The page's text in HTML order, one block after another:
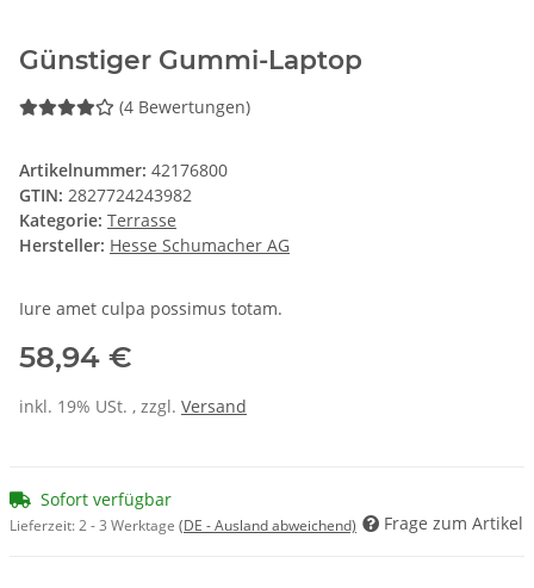
Günstiger Gummi-Laptop
(4 Bewertungen)
Artikelnummer: 42176800
GTIN: 2827724243982
Kategorie: Terrasse
Hersteller: Hesse Schumacher AG
Iure amet culpa possimus totam.
58,94 €
inkl. 19% USt. , zzgl. Versand
Sofort verfügbar
Lieferzeit:2 - 3 Werktage (DE - Ausland abweichend) Frage zum Artikel